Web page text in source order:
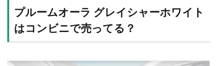
プルームオーラ グレイシャーホワイト
はコンビニで売ってる？